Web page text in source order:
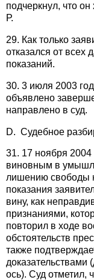
подчеркнул, что он
Р.
29. Как только
отказался от всех
показаний.
30. 3 июля 2003
объявлено
направлено в суд.
D. Судебное
31. 17 ноября 2004
виновным в
лишению свободы
показания
вину, как
признаниями,
повторил в ходе
обстоятельств
также
доказательствами
ось). Суд отметил,